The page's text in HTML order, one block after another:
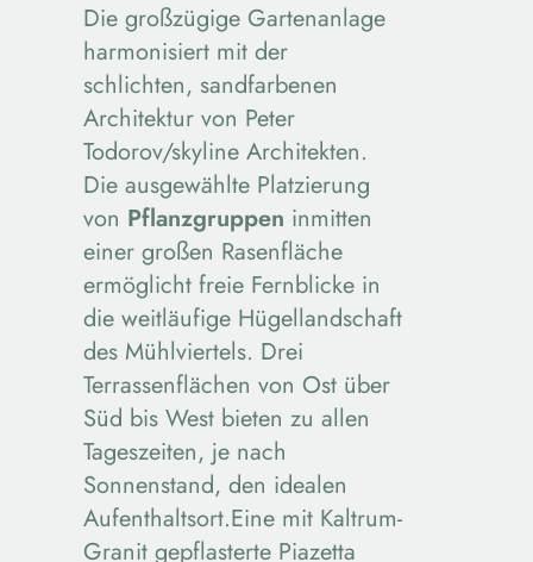
Die großzügige Gartenanlage
harmonisiert mit der
schlichten, sandfarbenen
Architektur von Peter
Todorov/skyline Architekten.
Die ausgewählte Platzierung
von Pflanzgruppen inmitten
einer großen Rasenfläche
ermöglicht freie Fernblicke in
die weitläufige Hügellandschaft
des Mühlviertels. Drei
Terrassenflächen von Ost über
Süd bis West bieten zu allen
Tageszeiten, je nach
Sonnenstand, den idealen
Aufenthaltsort.Eine mit Kaltrum-
Granit gepflasterte Piazetta